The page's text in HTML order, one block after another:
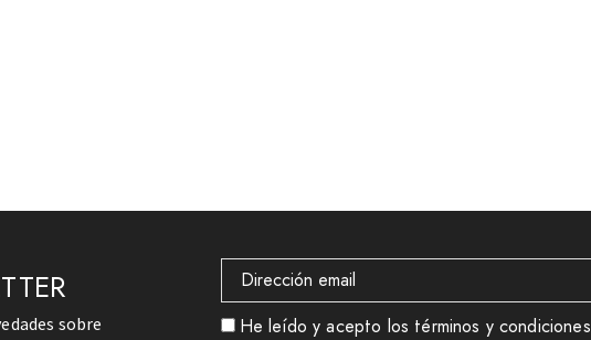
sobre
He leído y acepto los términos y condiciones